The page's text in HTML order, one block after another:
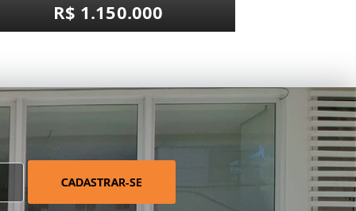
R$ 1.150.000
CADASTRAR-SE